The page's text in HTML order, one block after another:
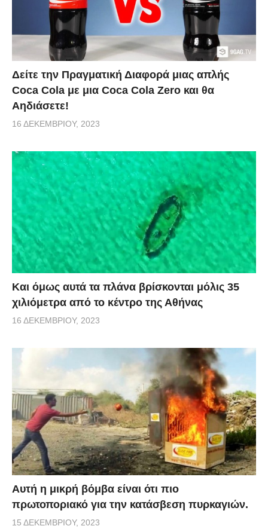
Δείτε την Πραγματική Διαφορά μιας απλής
Coca Cola με μια Coca Cola Zero και θα
Αηδιάσετε!
16 ΔΕΚΕΜΒΡΊΟΥ, 2023
Και όμως αυτά τα πλάνα βρίσκονται μόλις 35
χιλιόμετρα από το κέντρο της Αθήνας
16 ΔΕΚΕΜΒΡΊΟΥ, 2023
Αυτή η μικρή βόμβα είναι ότι πιο
πρωτοποριακό για την κατάσβεση πυρκαγιών.
15 ΔΕΚΕΜΒΡΊΟΥ, 2023